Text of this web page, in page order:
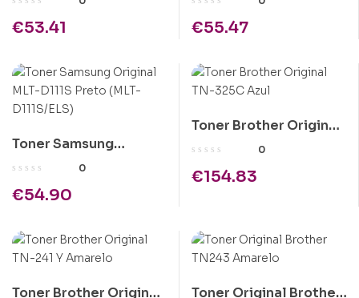
€53.41 €55.47
Toner Samsung
Original MLT-D111S
0
€54.90
Toner Brother Original
TN-325C Azul
0
€154.83
Toner Brother Original
Toner Original Brother